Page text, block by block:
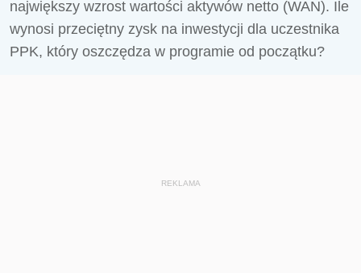
największy wzrost wartości aktywów netto (WAN). Ile
wynosi przeciętny zysk na inwestycji dla uczestnika
PPK, który oszczędza w programie od początku?
REKLAMA